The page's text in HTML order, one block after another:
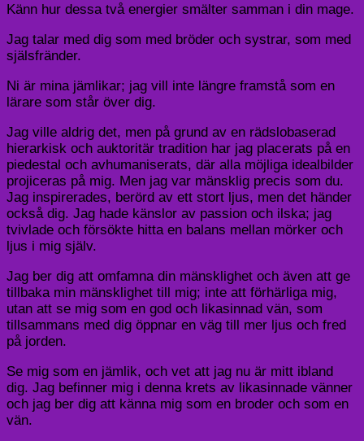
Känn hur dessa två energier smälter samman i din mage.
Jag talar med dig som med bröder och systrar, som med
själsfränder.
Ni är mina jämlikar; jag vill inte längre framstå som en
lärare som står över dig.
Jag ville aldrig det, men på grund av en rädslobaserad
hierarkisk och auktoritär tradition har jag placerats på en
piedestal och avhumaniserats, där alla möjliga idealbilder
projiceras på mig. Men jag var mänsklig precis som du.
Jag inspirerades, berörd av ett stort ljus, men det händer
också dig. Jag hade känslor av passion och ilska; jag
tvivlade och försökte hitta en balans mellan mörker och
ljus i mig själv.
Jag ber dig att omfamna din mänsklighet och även att ge
tillbaka min mänsklighet till mig; inte att förhärliga mig,
utan att se mig som en god och likasinnad vän, som
tillsammans med dig öppnar en väg till mer ljus och fred
på jorden.
Se mig som en jämlik, och vet att jag nu är mitt ibland
dig. Jag befinner mig i denna krets av likasinnade vänner
och jag ber dig att känna mig som en broder och som en
vän.